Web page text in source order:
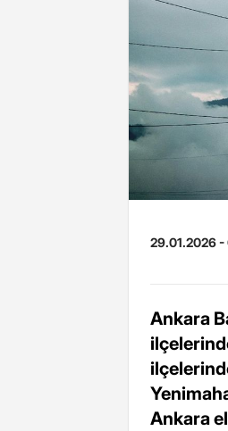
29.01.2026
Ankara
Ankara